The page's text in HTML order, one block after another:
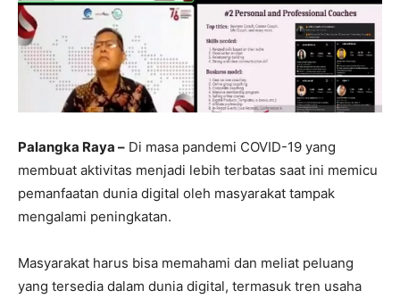
Palangka Raya – Di masa pandemi COVID-19 yang
membuat aktivitas menjadi lebih terbatas saat ini memicu
pemanfaatan dunia digital oleh masyarakat tampak
mengalami peningkatan.
Masyarakat harus bisa memahami dan meliat peluang
yang tersedia dalam dunia digital, termasuk tren usaha